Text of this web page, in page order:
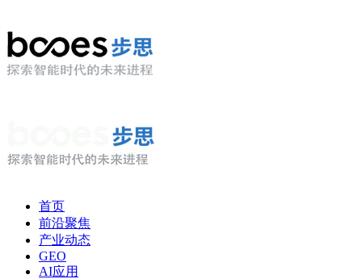
首页
前沿聚焦
产业动态
GEO
AI应用